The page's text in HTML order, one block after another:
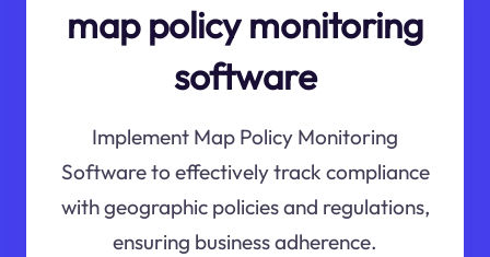
map policy monitoring
software
Implement Map Policy Monitoring
Software to effectively track compliance
with geographic policies and regulations,
ensuring business adherence.